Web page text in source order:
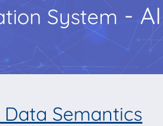
System -
Data Semantics